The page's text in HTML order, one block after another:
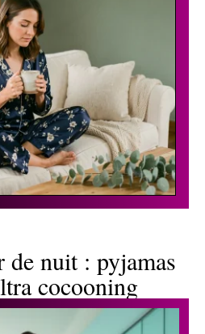
de nuit : pyjamas
cocooning